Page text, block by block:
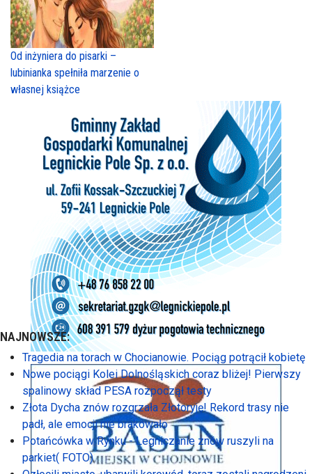
Od inżyniera do pisarki –
lubinianka spełniła marzenie o
własnej książce
NAJNOWSZE:
Tragedia na torach w Chocianowie. Pociąg potrącił kobietę
Nowe pociągi Kolei Dolnośląskich coraz bliżej! Pierwszy
spalinowy skład PESA rozpoczął testy
Złota Dycha znów rozgrzała Złotoryję! Rekord trasy nie
padł, ale emocji nie brakowało
Potańcówka w Rynku - Legniczanie znów ruszyli na
parkiet( FOTO)